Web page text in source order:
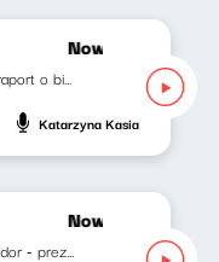
Nowy świt
- Najnowszy raport o biedzie, przygotowany...
Katarzyna Kasia
Nowy świt